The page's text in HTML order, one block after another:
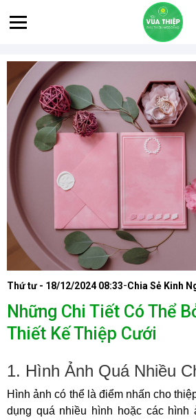
Thứ tư - 18/12/2024 08:33-Chia Sẻ Kinh
Những Chi Tiết Có Thể
Thiết Kế Thiệp Cưới
1. Hình Ảnh Quá Nhiều
Hình ảnh có thể là điểm nhấn cho
dụng quá nhiều hình hoặc các hình